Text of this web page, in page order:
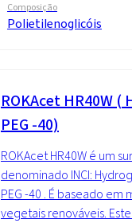
Composição
Polietilenoglicóis
ROKAcet HR40W
PEG -40)
ROKAcet HR40W é um
denominado INCI:
PEG -40 . É baseado em
vegetais renováveis.